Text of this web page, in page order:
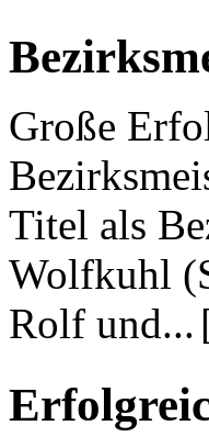
Große
Titel als
Wolfkuhl
Rolf und...